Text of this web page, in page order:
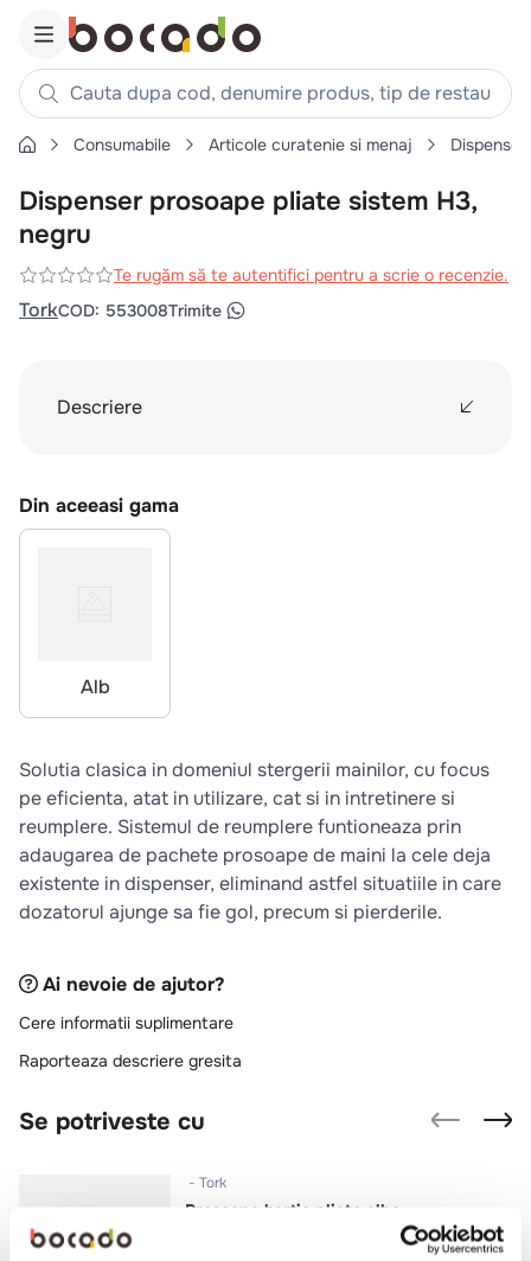
Cauta dupa cod, denumire produs, tip de restaurant,
Căutări populare
1. cartofi
2. piept pui
3. pui
4. chifle
9. croissant
10
Consumabile Articole curatenie si menaj
Dispenser prosoape pliate sistem H3,
negru
Te rugăm să te autentifici pentru a scrie o recenzie.
TorkCOD: 553008Trimite
Descriere
Din aceeasi gama
Alb
Solutia clasica in domeniul stergerii mainilor, cu focus
pe eficienta, atat in utilizare, cat si in intretinere si
reumplere. Sistemul de reumplere funtioneaza prin
adaugarea de pachete prosoape de maini la cele deja
existente in dispenser, eliminand astfel situatiile in care
dozatorul ajunge sa fie gol, precum si pierderile.
Ai nevoie de ajutor?
Cere informatii suplimentare
Raporteaza descriere gresita
Se potriveste cu
Tork
Prosoape hartie pliate albe,
Economic, 2 straturi, 250 portii